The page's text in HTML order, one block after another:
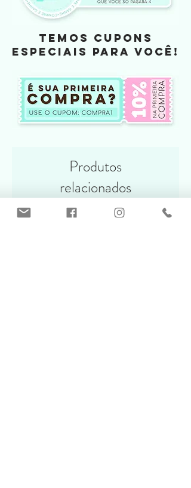
PRINTABLE
TEMOS CUPONS
ESPECIAIS PARA VOCÊ!
Produtos
relacionados